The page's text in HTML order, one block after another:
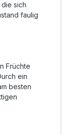
sich
faulig
Früchte
ein
besten